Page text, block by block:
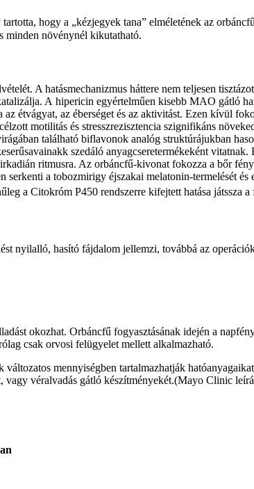
hogy a „kézjegyek tana” elméletének az
minden növénynél kikutatható.
A hatásmechanizmus háttere nem teljesen
A hipericin egyértelműen kisebb MAO gátló
étvágyat, az éberséget és az aktivitást. Ezen kívül
motilitás és stresszrezisztencia szignifikáns
található biflavonok analóg struktúrájukban
szedáló anyagcseretermékeként
ritmusra. Az orbáncfű-kivonat fokozza a bőr
serkenti a tobozmirigy éjszakai melatonin-termelését
a Citokróm P450 rendszerre kifejtett hatása játssza a
nyilalló, hasító fájdalom jellemzi, továbbá az
okozhat. Orbáncfű fogyasztásának idején a
csak orvosi felügyelet mellett alkalmazható.
mennyiségben tartalmazhatják
vagy véralvadás gátló készítményekét.(Mayo Clinic